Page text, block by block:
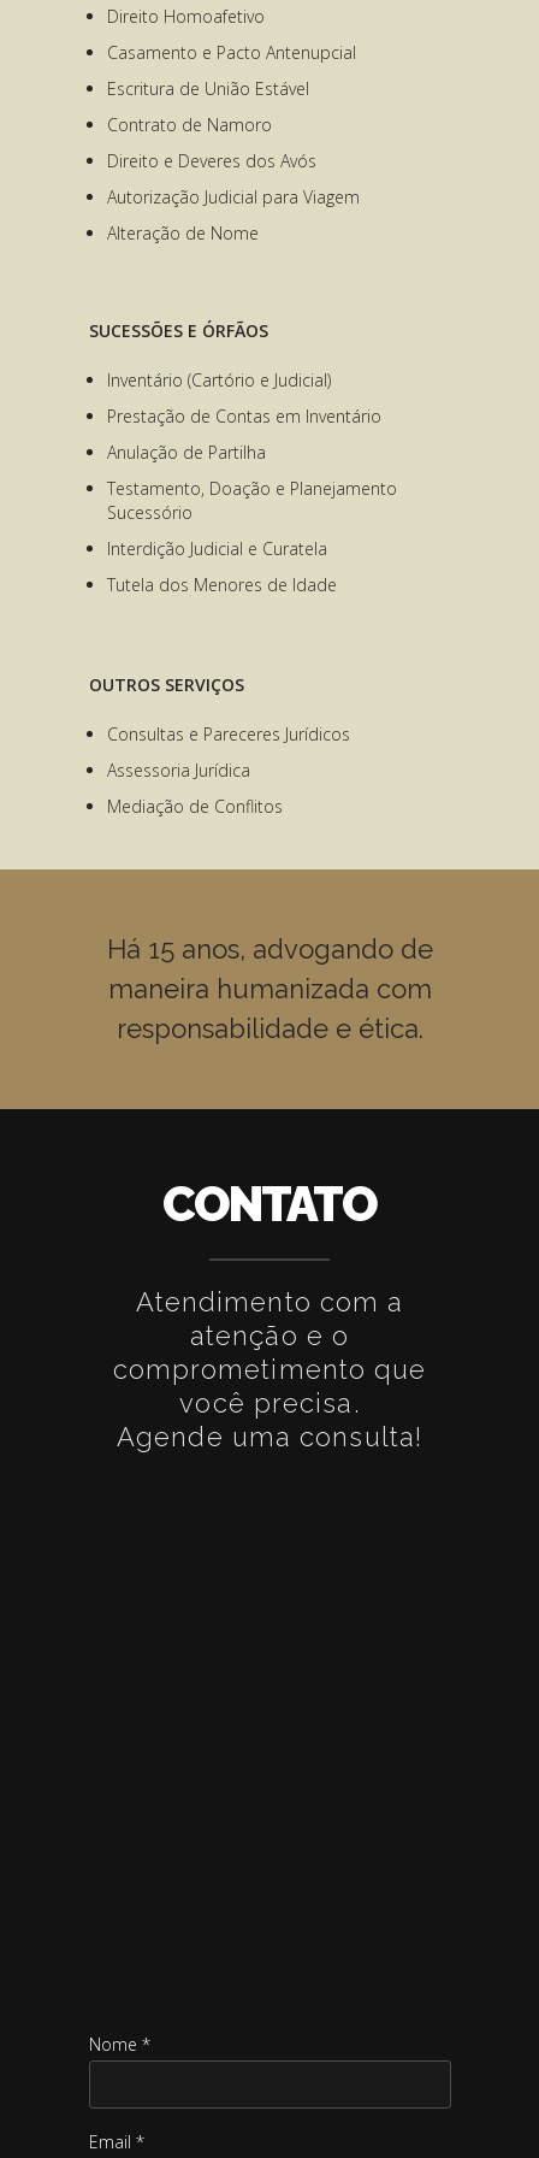
Direito Homoafetivo
Casamento e Pacto Antenupcial
Escritura de União Estável
Contrato de Namoro
Direito e Deveres dos Avós
Autorização Judicial para Viagem
Alteração de Nome
SUCESSÕES E ÓRFÃOS
Inventário (Cartório e Judicial)
Prestação de Contas em Inventário
Anulação de Partilha
Testamento, Doação e Planejamento
Sucessório
Interdição Judicial e Curatela
Tutela dos Menores de Idade
OUTROS SERVIÇOS
Consultas e Pareceres Jurídicos
Assessoria Jurídica
Mediação de Conflitos
Há 15 anos, advogando de
maneira humanizada com
responsabilidade e ética.
CONTATO
Atendimento com a
atenção e o
comprometimento que
você precisa.
Agende uma consulta!
Nome *
Email *